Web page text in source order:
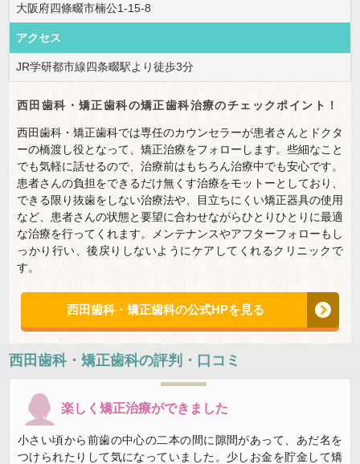
大阪府四條畷市楠公1-15-8
アクセス
JR学研都市線四条畷駅より徒歩3分
西田歯科・矯正歯科の矯正歯科治療のチェックポイント！
西田歯科・矯正歯科では専任のカウンセラーが患者さんとドクタ
ーの橋渡し役となって、矯正治療をフォローします。些細なこと
でも気軽に話せるので、治療前はもちろん治療中でも安心です。
患者さんの負担をできるだけ無くす治療をモットーとしており、
できる限り抜歯をしない治療法や、目立ちにくい矯正器具の使用
など、患者さんの状態と要望に合わせながらひとりひとりに最適
な治療を行ってくれます。メンテナンスやアフターフォローもし
っかり行い、後戻りしないようにケアしてくれるクリニックで
す。
西田歯科・矯正歯科の公式HPを見る
西田歯科・矯正歯科の評判・口コミ
楽しく矯正治療ができました
小さい頃から前歯の中心の二本の間に隙間があって、あだ名を
つけられたりして気になっていました。少しお金を貯金して矯